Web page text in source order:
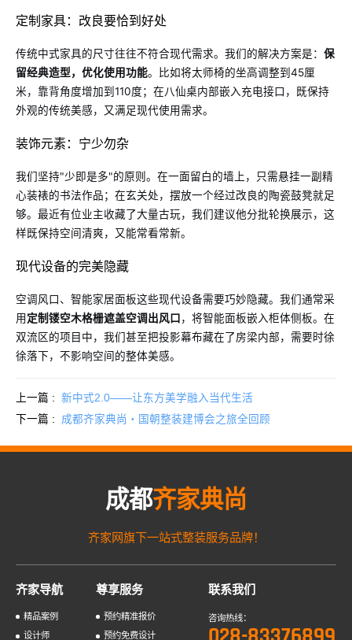
定制家具：改良要恰到好处
传统中式家具的尺寸往往不符合现代需求。我们的解决方案是： 保
留经典造型，优化使用功能。比如将太师椅的坐高调整到45厘
米，靠背角度增加到110度；在八仙桌内部嵌入充电接口，既保持
外观的传统美感，又满足现代使用需求。
装饰元素：宁少勿杂
我们坚持"少即是多"的原则。在一面留白的墙上，只需悬挂一副精
心装裱的书法作品；在玄关处，摆放一个经过改良的陶瓷鼓凳就足
够。最近有位业主收藏了大量古玩，我们建议他分批轮换展示，这
样既保持空间清爽，又能常看常新。
现代设备的完美隐藏
空调风口、智能家居面板这些现代设备需要巧妙隐藏。我们通常采
用定制镂空木格栅遮盖空调出风口，将智能面板嵌入柜体侧板。在
双流区的项目中，我们甚至把投影幕布藏在了房梁内部，需要时徐
徐落下，不影响空间的整体美感。
上一篇 : 新中式2.0——让东方美学融入当代生活
下一篇 :
成都齐家典尚・国朝整装建博会之旅全回顾
成都齐家典尚
齐家网旗下一站式整装服务品牌！
齐家导航
精品案例
设计师
尊享服务
预约精准报价
预约免费设计
联系我们
咨询热线：